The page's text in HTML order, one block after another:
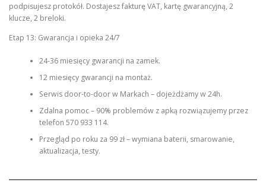
podpisujesz protokół. Dostajesz fakturę VAT, kartę gwarancyjną, 2
klucze, 2 breloki.
Etap 13: Gwarancja i opieka 24/7
24-36 miesięcy gwarancji na zamek.
12 miesięcy gwarancji na montaż.
Serwis door-to-door w Markach – dojeżdżamy w 24h.
Zdalna pomoc – 90% problemów z apką rozwiązujemy przez
telefon 570 933 114.
Przegląd po roku za 99 zł – wymiana baterii, smarowanie,
aktualizacja, testy.